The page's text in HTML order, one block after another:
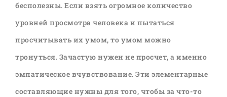
бесполезны. Если взять огромное количество
уровней просмотра человека и пытаться
просчитывать их умом, то умом можно
тронуться. Зачастую нужен не просчет, а именно
эмпатическое вчувствование. Эти элементарные
составляющие нужны для того, чтобы за что-то